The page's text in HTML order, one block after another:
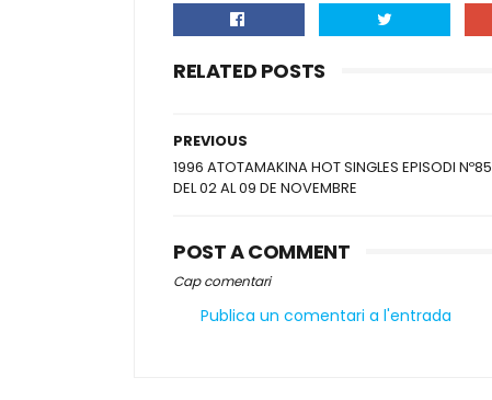
RELATED POSTS
PREVIOUS
1996 ATOTAMAKINA HOT SINGLES EPISODI Nº85
DEL 02 AL 09 DE NOVEMBRE
POST A COMMENT
Cap comentari
Publica un comentari a l'entrada